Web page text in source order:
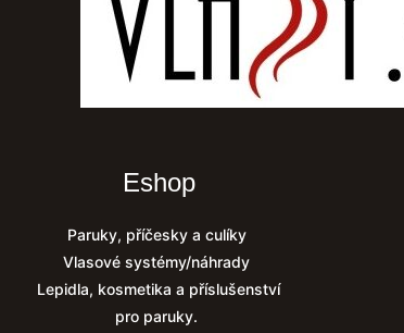
Eshop
Paruky, příčesky a culíky
Vlasové systémy/náhrady
Lepidla, kosmetika a příslušenství
pro paruky.